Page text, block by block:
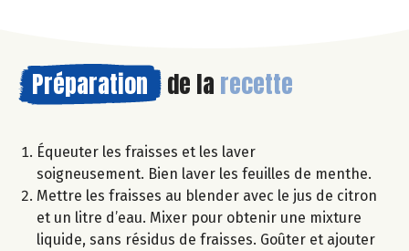
Préparation de la recette
Équeuter les fraisses et les laver
soigneusement. Bien laver les feuilles de menthe.
Mettre les fraisses au blender avec le jus de citron
et un litre d’eau. Mixer pour obtenir une mixture
liquide, sans résidus de fraisses. Goûter et ajouter